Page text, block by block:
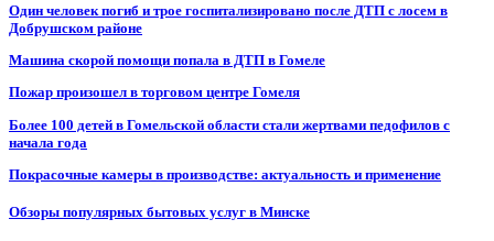
Один человек погиб и трое госпитализировано после ДТП с лосем в
Добрушском районе
Машина скорой помощи попала в ДТП в Гомеле
Пожар произошел в торговом центре Гомеля
Более 100 детей в Гомельской области стали жертвами педофилов с
начала года
Покрасочные камеры в производстве: актуальность и применение
Обзоры популярных бытовых услуг в Минске